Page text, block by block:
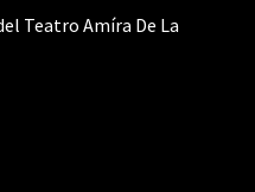
Teatro Amíra De La